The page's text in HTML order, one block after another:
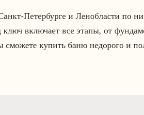
Петербурге и Ленобласти по
ключ включает все этапы, от
купить баню недорого и